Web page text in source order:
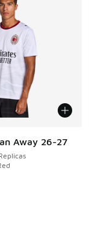
Away 26-27